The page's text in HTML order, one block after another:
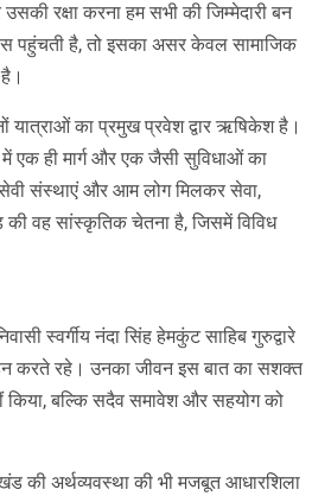
रक्षा करना हम सभी की जिम्मेदारी बन
पहुंचती है, तो इसका असर केवल सामाजिक
यात्राओं का प्रमुख प्रवेश द्वार ऋषिकेश है।
एक ही मार्ग और एक जैसी सुविधाओं का
संस्थाएं और आम लोग मिलकर सेवा,
वह सांस्कृतिक चेतना है, जिसमें विविध
स्वर्गीय नंदा सिंह हेमकुंट साहिब गुरुद्वारे
करते रहे। उनका जीवन इस बात का सशक्त
किया, बल्कि सदैव समावेश और सहयोग को
की अर्थव्यवस्था की भी मजबूत आधारशिला